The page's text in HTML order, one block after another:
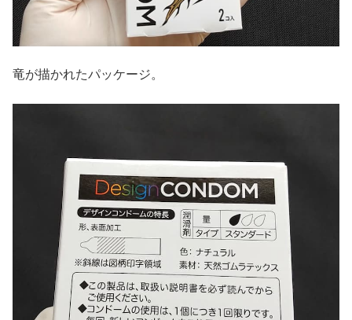
竜が描かれたパッケージ。